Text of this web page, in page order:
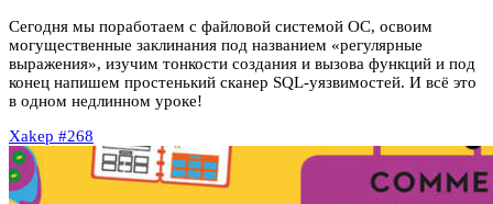
Сегодня мы поработаем с файловой системой ОС, освоим
могущественные заклинания под названием «регулярные
выражения», изучим тонкости создания и вызова функций и под
конец напишем простенький сканер SQL-уязвимостей. И всё это
в одном недлинном уроке!
Xakep #268